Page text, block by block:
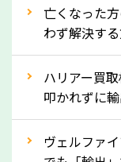
車検の満了日
内装や外装の
定を行い高価
②自動車税
ってきます！
亡くなった
わず解決す
ハリアー買
叩かれずに
ヴェルファ